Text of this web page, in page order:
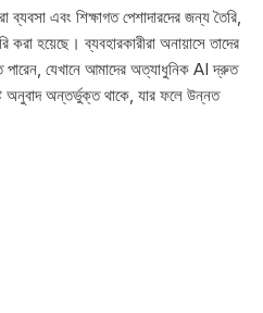
ব্যবসা এবং শিক্ষাগত পেশাদারদের জন্য তৈরি,
করা হয়েছে। ব্যবহারকারীরা অনায়াসে তাদের
পারেন, যেখানে আমাদের অত্যাধুনিক AI দ্রুত
অনুবাদ অন্তর্ভুক্ত থাকে, যার ফলে উন্নত